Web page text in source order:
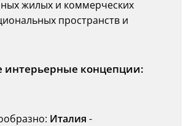
жилых и коммерческих
пространств и
интерьерные концепции:
Италия -